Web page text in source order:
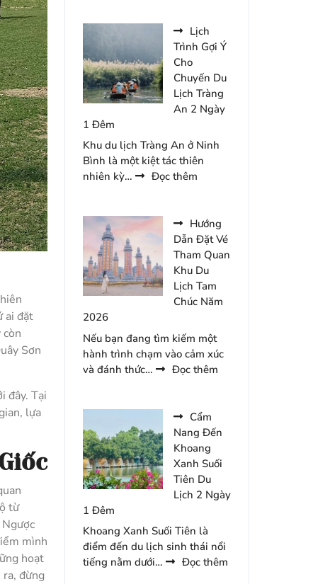
ai đặt
Sơn
đây. Tại
lựa
từ
mình
hoạt
đừng
Ngân
Sách
Cho
Chuyến
Du
Xuân
Tử
Năm
2026
Lịch
Trình Gợi Ý
Cho
Chuyến Du
Lịch Tràng
An 2 Ngày
1 Đêm
Khu du lịch Tràng An ở Ninh
Bình là một kiệt tác thiên
nhiên kỳ…
Đọc thêm
Gợi
Ý
Cho
Chuyến
Du
Lịch
An
Ngày
Hướng
Dẫn Đặt Vé
Tham Quan
Khu Du
Lịch Tam
Chúc Năm
2026
Nếu bạn đang tìm kiếm một
hành trình chạm vào cảm xúc
và đánh thức…
Đọc thêm
Vé
Quan
Du
Chúc
Cẩm
Nang Đến
Khoang
Xanh Suối
Tiên Du
Lịch 2 Ngày
1 Đêm
Khoang Xanh Suối Tiên là
điểm đến du lịch sinh thái nổi
tiếng nằm dưới…
Đọc thêm